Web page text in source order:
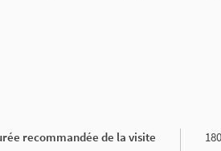
recommandée de la visite